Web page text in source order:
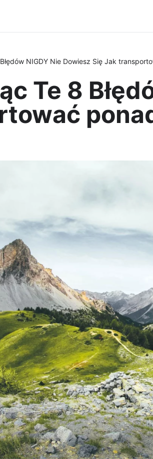
NIGDY Nie Dowiesz Się Jak
Te 8